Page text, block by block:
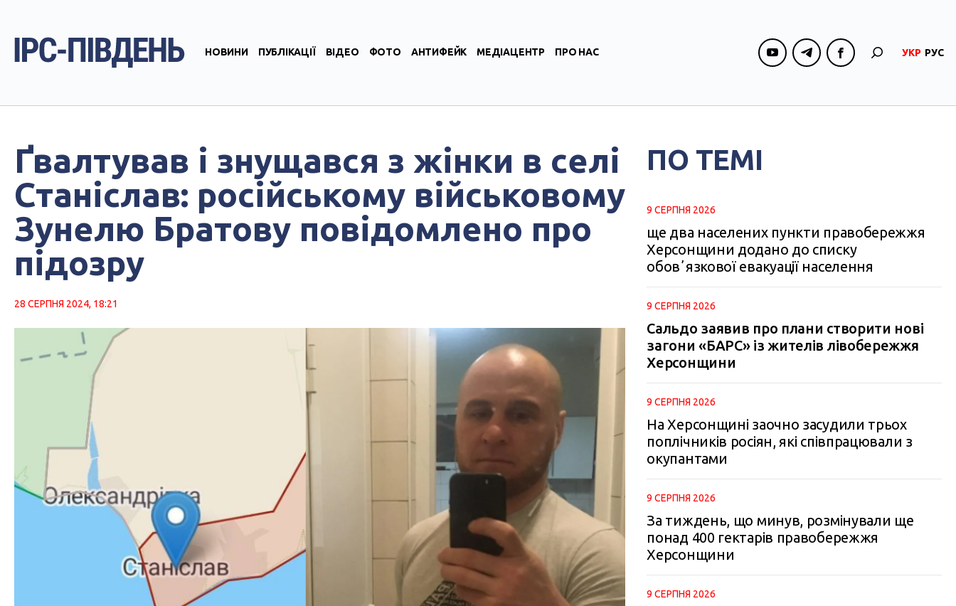
НОВИНИ ПУБЛІКАЦІЇ ВІДЕО ФОТО АНТИФЕЙК МЕДІАЦЕНТР ПРО НАС УКР РУС
Ґвалтував і знущався з жінки в селі
Станіслав: російському військовому
Зунелю Братову повідомлено про
підозру
28 СЕРПНЯ 2024, 18:21
ПО ТЕМІ
9 СЕРПНЯ 2026
ще два населених пункти правобережжя
Херсонщини додано до списку
обовʼязкової евакуації населення
9 СЕРПНЯ 2026
Сальдо заявив про плани створити нові
загони «БАРС» із жителів лівобережжя
Херсонщини
9 СЕРПНЯ 2026
На Херсонщині заочно засудили трьох
поплічників росіян, які співпрацювали з
окупантами
9 СЕРПНЯ 2026
За тиждень, що минув, розмінували ще
понад 400 гектарів правобережжя
Херсонщини
9 СЕРПНЯ 2026